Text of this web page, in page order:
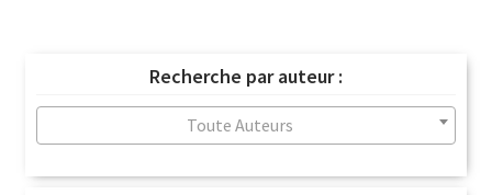
Recherche par auteur :
Toute Auteurs